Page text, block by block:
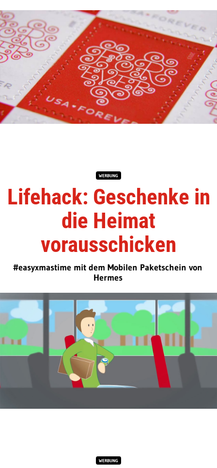
WERBUNG
Lifehack: Geschenke in
die Heimat
vorausschicken
#easyxmastime mit dem Mobilen Paketschein von
Hermes
WERBUNG